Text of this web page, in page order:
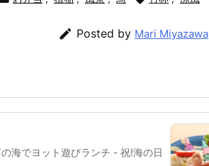
 Posted by Mari Miyazawa
海でヨット遊びランチ - 祝!海の日